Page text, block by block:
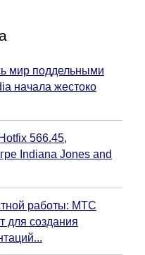
мир поддельными
начала жестоко
566.45,
Indiana Jones and
работы: МТС
для создания